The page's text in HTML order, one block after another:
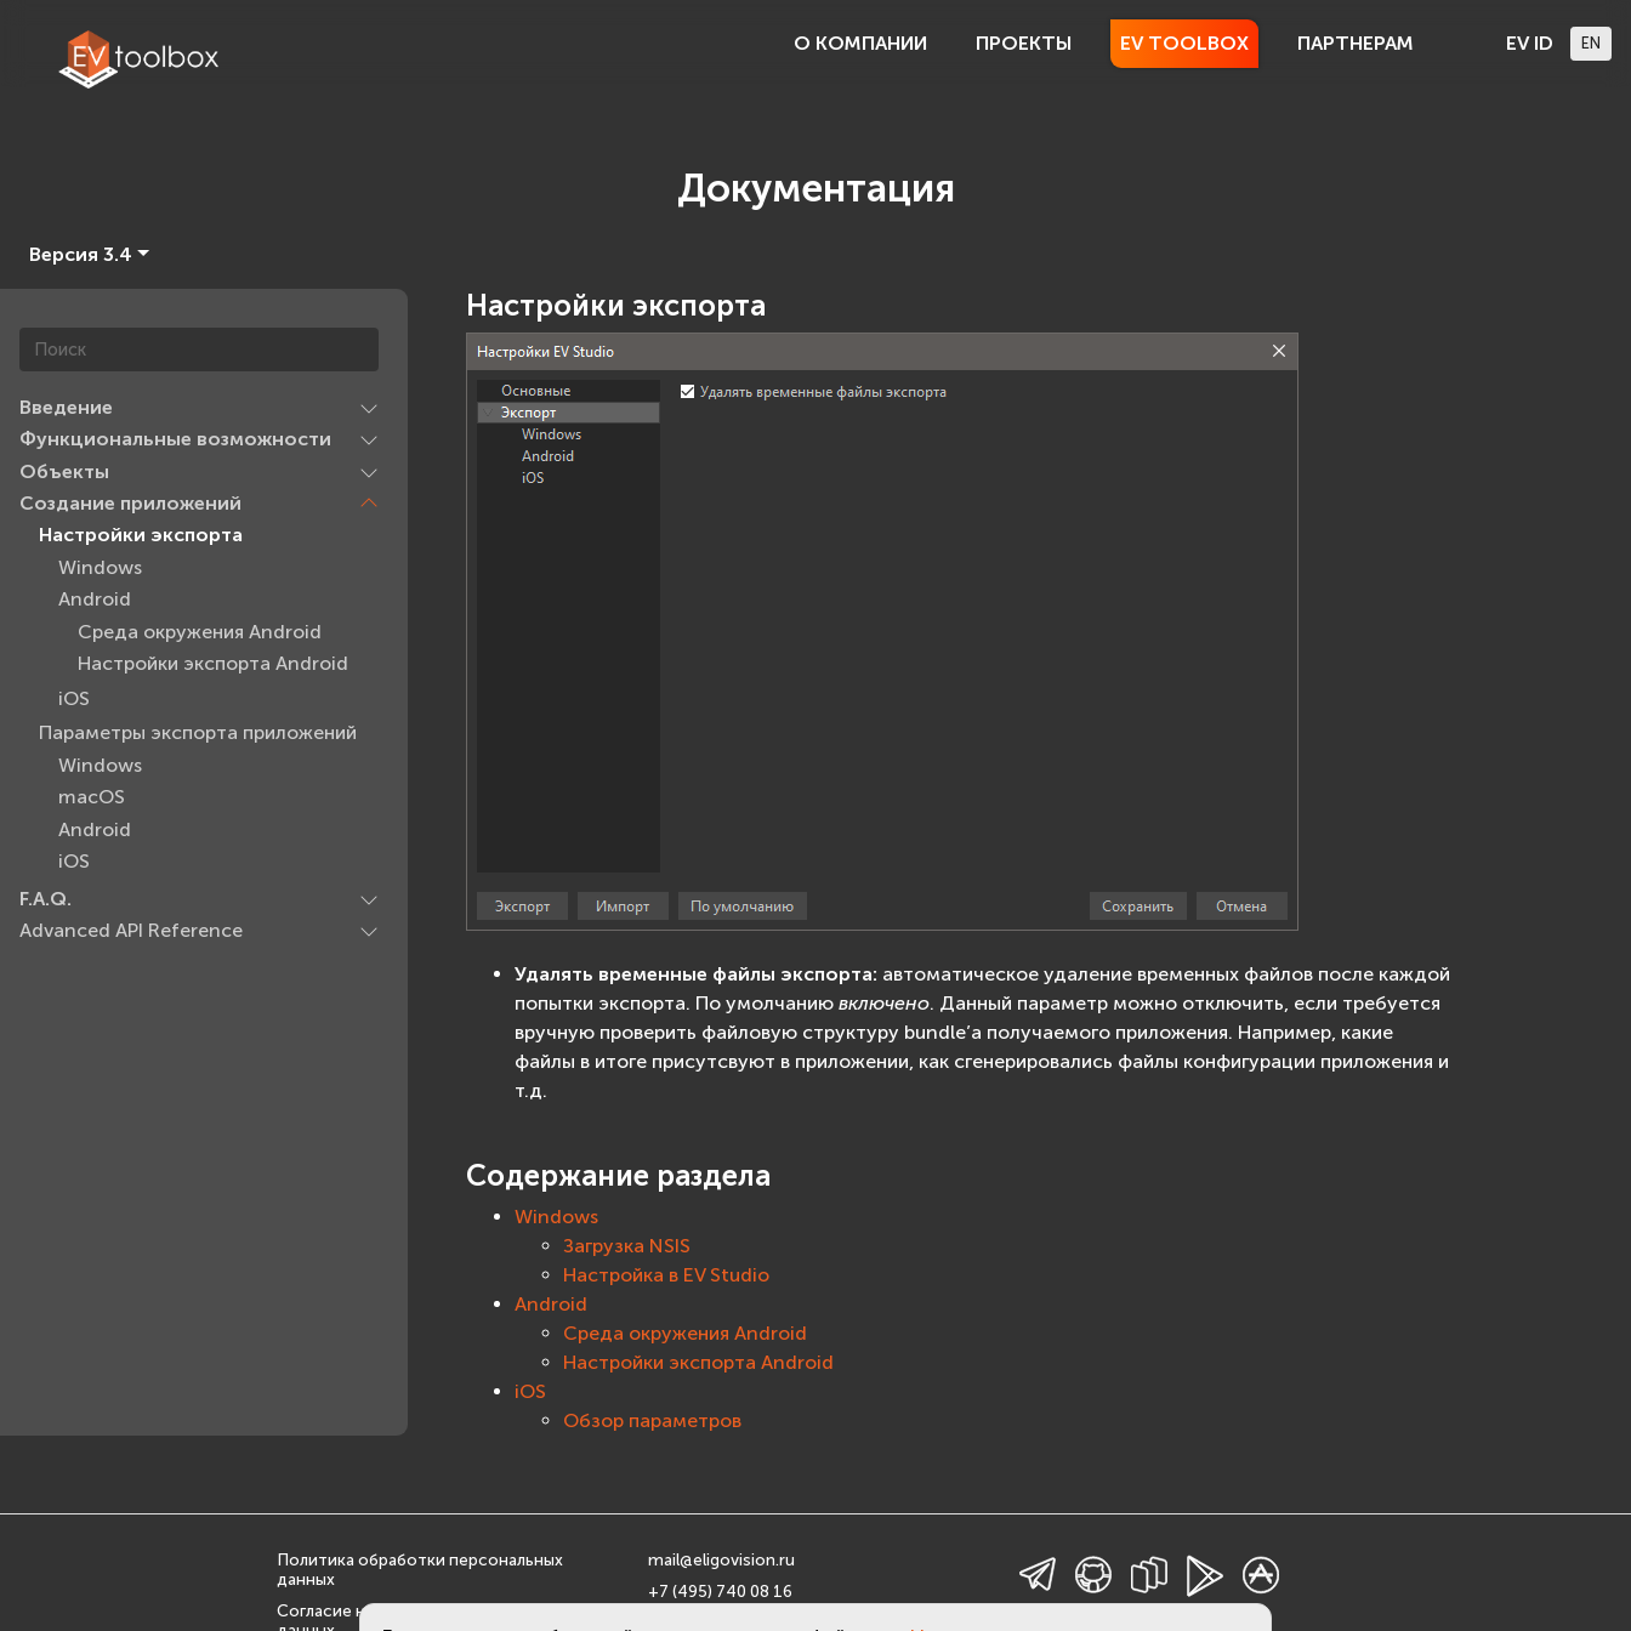
О КОМПАНИИ ПРОЕКТЫ EV TOOLBOX ПАРТНЕРАМ EV ID EN
Документация
Версия 3.4
Введение
Функциональные возможности
Объекты
Создание приложений
Настройки экспорта
Windows
Android
Среда окружения Android
Настройки экспорта Android
iOS
Параметры экспорта приложений
Windows
macOS
Android
iOS
F.A.Q.
Advanced API Reference
Настройки экспорта
Удалять временные файлы экспорта: автоматическое удаление временных файлов после каждой
попытки экспорта. По умолчанию включено. Данный параметр можно отключить, если требуется
вручную проверить файловую структуру bundle’а получаемого приложения. Например, какие
файлы в итоге присутсвуют в приложении, как сгенерировались файлы конфигурации приложения и
т.д.
Содержание раздела
Windows
Загрузка NSIS
Настройка в EV Studio
Android
Среда окружения Android
Настройки экспорта Android
iOS
Обзор параметров
Политика обработки персональных
данных
Согласие на обработку персональных
mail@eligovision.ru
+7 (495) 740 08 16